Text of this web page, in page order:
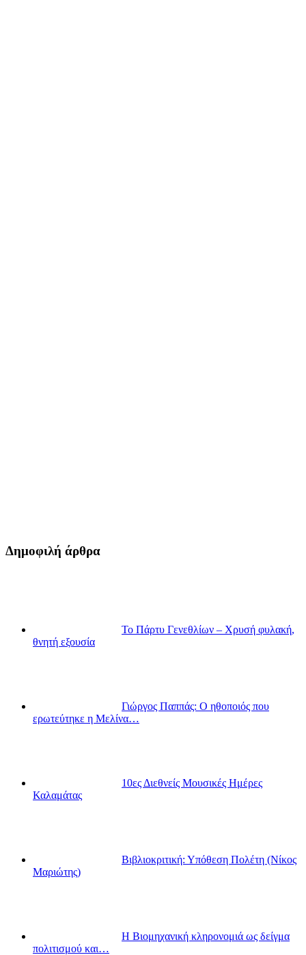
Δημοφιλή άρθρα
Το Πάρτυ Γενεθλίων – Χρυσή φυλακή,
θνητή εξουσία
Γιώργος Παππάς: Ο ηθοποιός που
ερωτεύτηκε η Μελίνα…
10ες Διεθνείς Μουσικές Ημέρες
Καλαμάτας
Βιβλιοκριτική: Υπόθεση Πολέτη (Νίκος
Μαριώτης)
Η Βιομηχανική κληρονομιά ως δείγμα
πολιτισμού και…